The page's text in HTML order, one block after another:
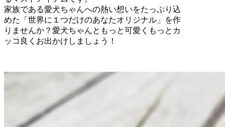
家族である愛犬ちゃんへの熱い想いをたっぷり込
めた「世界に１つだけのあなたオリジナル」を作
りませんか？愛犬ちゃんともっと可愛くもっとカ
ッコ良くお出かけしましょう！